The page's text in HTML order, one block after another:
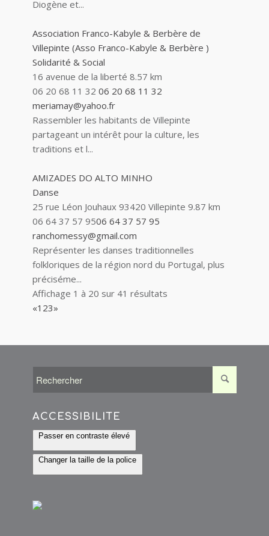
Diogène et...
Association Franco-Kabyle & Berbère de
Villepinte (Asso Franco-Kabyle & Berbère )
Solidarité & Social
16 avenue de la liberté 8.57 km
06 20 68 11 32 06 20 68 11 32
meriamay@yahoo.fr
Rassembler les habitants de Villepinte
partageant un intérêt pour la culture, les
traditions et l...
AMIZADES DO ALTO MINHO
Danse
25 rue Léon Jouhaux 93420 Villepinte 9.87 km
06 64 37 57 9506 64 37 57 95
ranchomessy@gmail.com
Représenter les danses traditionnelles
folkloriques de la région nord du Portugal, plus
préciséme...
Affichage 1 à 20 sur 41 résultats
«1 23»
ACCESSIBILITÉ
Passer en contraste élevé
Changer la taille de la police